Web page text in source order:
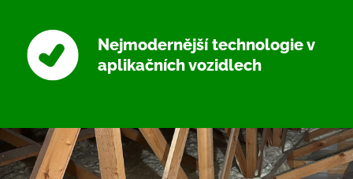
Nejmodernější technologie v
aplikačních vozidlech